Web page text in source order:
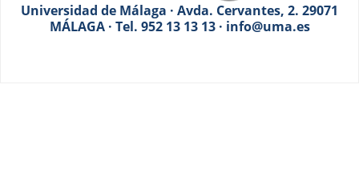
Universidad de Málaga · Avda. Cervantes, 2. 29071
MÁLAGA · Tel. 952 13 13 13 · info@uma.es